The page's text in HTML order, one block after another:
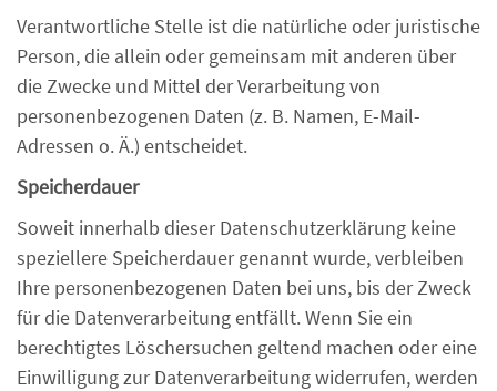
Verantwortliche Stelle ist die natürliche oder juristische
Person, die allein oder gemeinsam mit anderen über
die Zwecke und Mittel der Verarbeitung von
personenbezogenen Daten (z. B. Namen, E-Mail-
Adressen o. Ä.) entscheidet.
Speicherdauer
Soweit innerhalb dieser Datenschutzerklärung keine
speziellere Speicherdauer genannt wurde, verbleiben
Ihre personenbezogenen Daten bei uns, bis der Zweck
für die Datenverarbeitung entfällt. Wenn Sie ein
berechtigtes Löschersuchen geltend machen oder eine
Einwilligung zur Datenverarbeitung widerrufen, werden